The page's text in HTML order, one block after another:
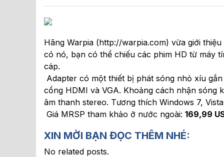
Hãng Warpia (http://warpia.com) vừa giới
có nó, bạn có thể chiếu các phim HD từ máy
cáp.
Adapter có một thiết bị phát sóng nhỏ xíu
cổng HDMI và VGA. Khoảng cách nhận sóng
âm thanh stereo. Tương thích Windows 7,
Giá MRSP tham khảo ở nước ngoài: 169,99
XIN MỜI BẠN ĐỌC THÊM NHÉ:
No related posts.